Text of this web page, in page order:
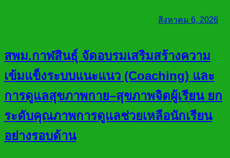
สิงหาคม 6, 2026
สพม.กาฬสินธุ์ จัดอบรมเสริมสร้างความ
เข้มแข็งระบบแนะแนว (Coaching) และ
การดูแลสุขภาพกาย–สุขภาพจิตผู้เรียน ยก
ระดับคุณภาพการดูแลช่วยเหลือนักเรียน
อย่างรอบด้าน